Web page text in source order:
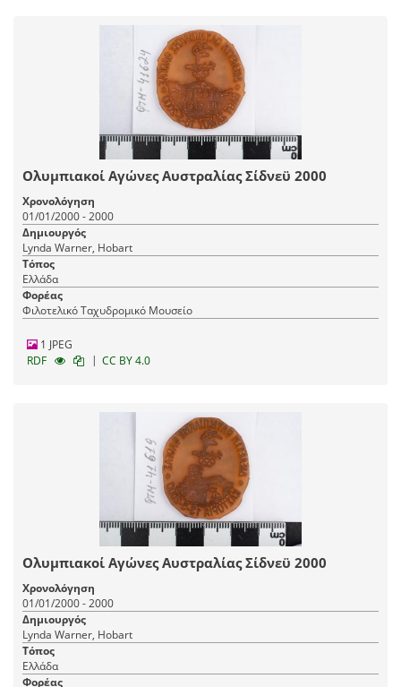
Ολυμπιακοί Αγώνες Αυστραλίας Σίδνεϋ 2000
Χρονολόγηση
01/01/2000 - 2000
Δημιουργός
Lynda Warner, Hobart
Τόπος
Ελλάδα
Φορέας
Φιλοτελικό Ταχυδρομικό Μουσείο
1 JPEG
RDF
| CC BY 4.0
Ολυμπιακοί Αγώνες Αυστραλίας Σίδνεϋ 2000
Χρονολόγηση
01/01/2000 - 2000
Δημιουργός
Lynda Warner, Hobart
Τόπος
Ελλάδα
Φορέας